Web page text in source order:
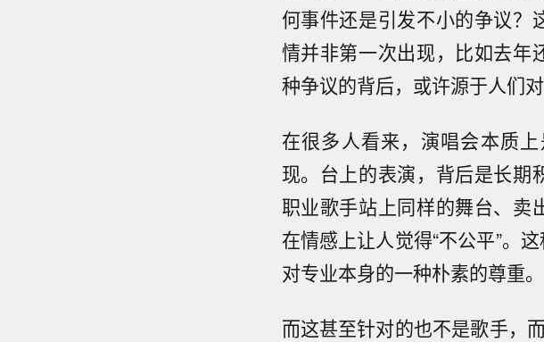
何事件还是引发不小的争议？
情并非第一次出现，比如去年
种争议的背后，或许源于人们对
在很多人看来，演唱会本质
现。台上的表演，背后是长期
职业歌手站上同样的舞台、卖
在情感上让人觉得“不公平”。
对专业本身的一种朴素的尊重。
而这甚至针对的也不是歌手，